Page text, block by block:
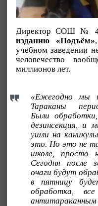
Директор СОШ №
изданию «Подъём»
учебном заведении
человечество
миллионов лет.
«Ежегодно мы
Тараканы
Были
дезинсекция, и
ушли на
это. Но это не
школе, просто
Сегодня после
очаги будут
в пятницу
обработка,
антитараканным